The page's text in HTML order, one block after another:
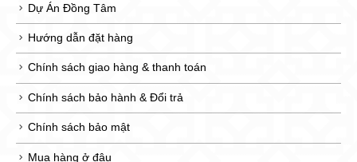
Dự Án Đồng Tâm
Hướng dẫn đặt hàng
Chính sách giao hàng & thanh toán
Chính sách bảo hành & Đổi trả
Chính sách bảo mật
Mua hàng ở đâu